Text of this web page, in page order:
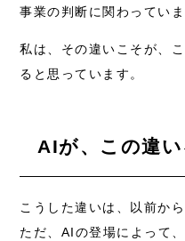
事業の判断に関わっていま
私は、その違いこそが、
ると思っています。
AIが、この違
こうした違いは、以前か
ただ、AIの登場によって